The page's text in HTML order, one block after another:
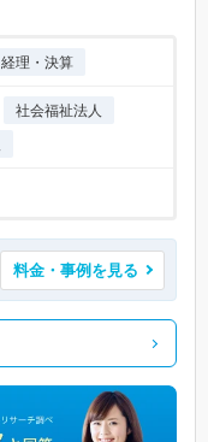
経理・決算
社会福祉法人
料金・事例を見る